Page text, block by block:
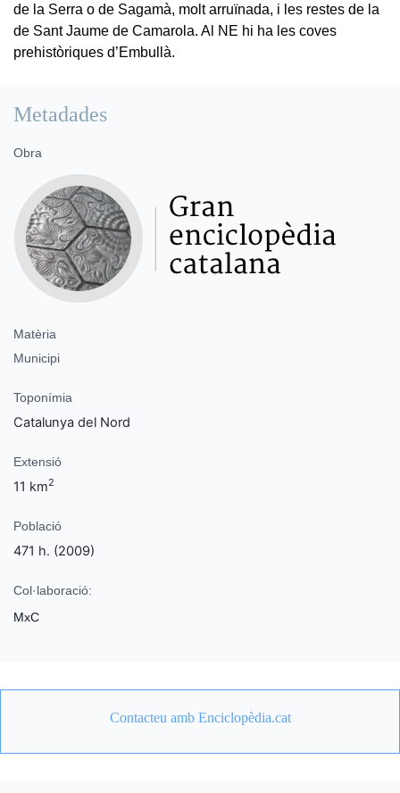
de la Serra o de Sagamà, molt arruïnada, i les restes de la
de Sant Jaume de Camarola. Al NE hi ha les coves
prehistòriques d’Embullà.
Metadades
Obra
Matèria
Municipi
Toponímia
Catalunya del Nord
Extensió
11 km2
Població
471 h. (2009)
Col·laboració:
MxC
Contacteu amb Enciclopèdia.cat